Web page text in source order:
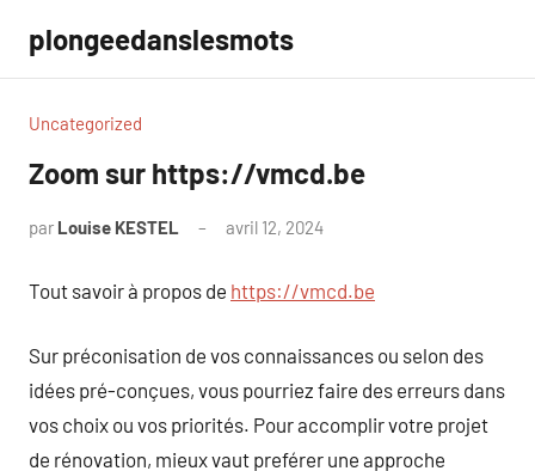
contenu
plongeedanslesmots
Uncategorized
Zoom sur https://vmcd.be
par Louise KESTEL avril 12, 2024
Tout savoir à propos de https://vmcd.be
Sur préconisation de vos connaissances ou selon des
idées pré-conçues, vous pourriez faire des erreurs dans
vos choix ou vos priorités. Pour accomplir votre projet
de rénovation, mieux vaut preférer une approche